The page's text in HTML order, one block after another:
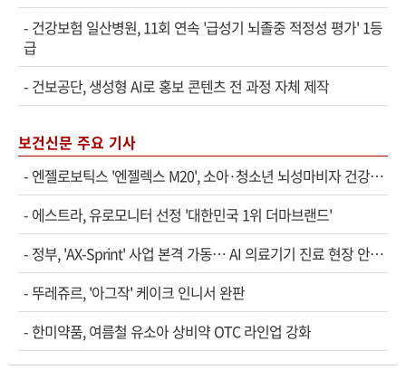
- 건강보험 일산병원, 11회 연속 '급성기 뇌졸중 적정성 평가' 1등
급
- 건보공단, 생성형 AI로 홍보 콘텐츠 전 과정 자체 제작
보건신문 주요 기사
- 엔젤로보틱스 '엔젤렉스 M20', 소아·청소년 뇌성마비자 건강보험 확대 적용
- 에스트라, 유로모니터 선정 '대한민국 1위 더마브랜드'
- 정부, 'AX-Sprint' 사업 본격 가동… AI 의료기기 진료 현장 안착 속도
-뚜레쥬르, '아그작' 케이크 인니서 완판
- 한미약품, 여름철 유소아 상비약 OTC 라인업 강화